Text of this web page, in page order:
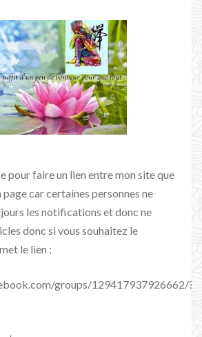
pour faire un lien entre mon site que
car certaines personnes ne
les notifications et donc ne
donc si vous souhaitez le
le lien :
groups/129417937926662/?